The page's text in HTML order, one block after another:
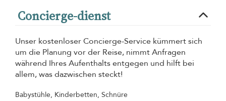
Concierge-dienst
Unser kostenloser Concierge-Service kümmert sich
um die Planung vor der Reise, nimmt Anfragen
während Ihres Aufenthalts entgegen und hilft bei
allem, was dazwischen steckt!
Babystühle, Kinderbetten, Schnüre